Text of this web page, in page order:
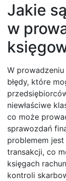
Jakie
w
W
błędy, które
niewłaściwe
co może
sprawozdań
problemem
transakcji, co
księgach
kontroli